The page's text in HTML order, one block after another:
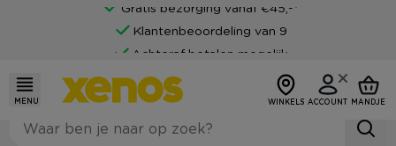
Gratis bezorging vanaf €45,-*
Klantenbeoordeling van 9
Achteraf betalen mogelijk
MENU WINKELS ACCOUNT MANDJE